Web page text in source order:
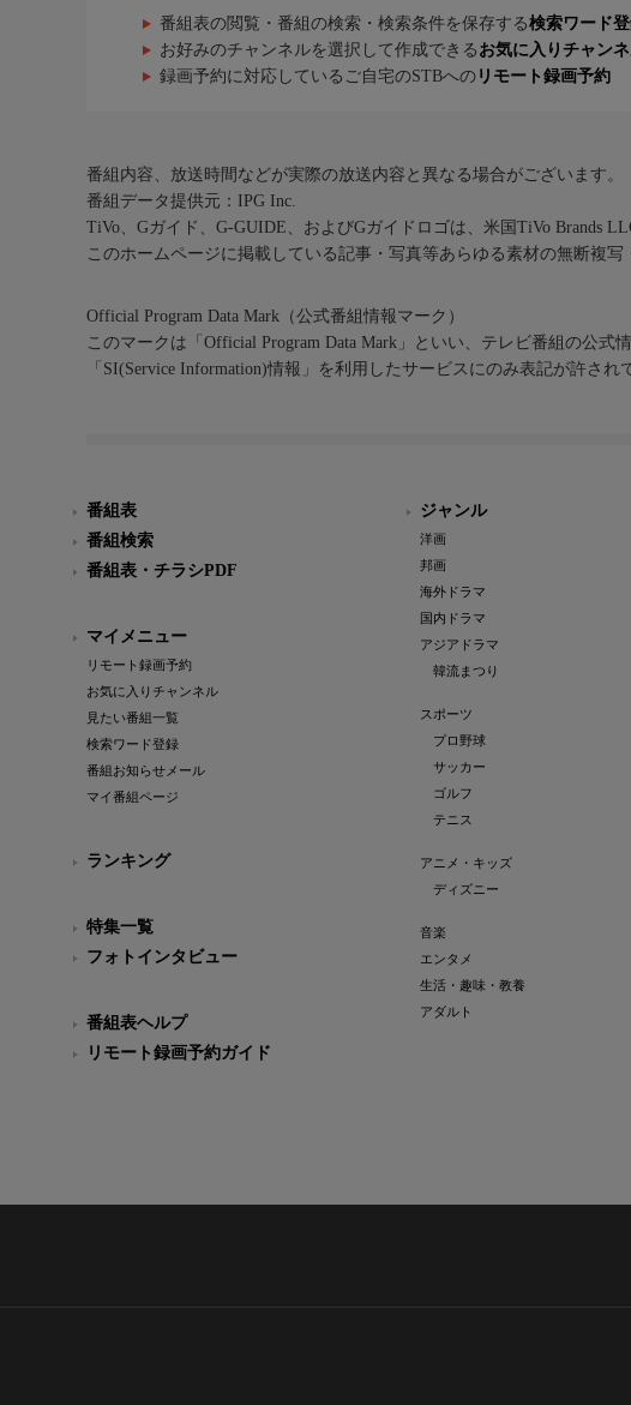
番組表の閲覧・番組の検索・検索条件を保存する検索ワード
お好みのチャンネルを選択して作成できる お気に入りチャン
録画予約に対応しているご自宅のSTBへの リモート録画予約
番組内容、放送時間などが実際の放送内容と異なる場合がございます。
番組データ提供元：IPG Inc.
TiVo、Gガイド、G-GUIDE、およびGガイドロゴは、米国TiVo Brands
このホームページに掲載している記事・写真等あらゆる素材の無断複写
Official Program Data Mark（公式番組情報マーク）
このマークは「Official Program Data Mark」といい、テレビ番組の公式
「SI(Service Information)情報」を利用したサービスにのみ表記が許され
番組表
番組検索
番組表・チラシPDF
マイメニュー
リモート録画予約
お気に入りチャンネル
見たい番組一覧
検索ワード登録
番組お知らせメール
マイ番組ページ
ランキング
特集一覧
フォトインタビュー
番組表ヘルプ
リモート録画予約ガイド
ジャンル
洋画
邦画
海外ドラマ
国内ドラマ
アジアドラマ
韓流まつり
スポーツ
プロ野球
サッカー
ゴルフ
テニス
アニメ・キッズ
ディズニー
音楽
エンタメ
生活・趣味・教養
アダルト